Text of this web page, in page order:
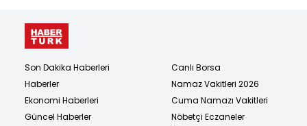
Son Dakika Haberleri
Haberler
Ekonomi Haberleri
Güncel Haberler
Canlı Borsa
Namaz Vakitleri 2026
Cuma Namazı Vakitleri
Nöbetçi Eczaneler